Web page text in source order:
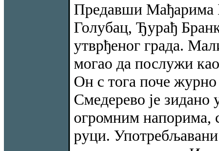
Предавши Мађарима
Голубац, Ђурађ
утврђеног града.
могао да послужи
Он с тога поче
Смедерево је зидано
огромним напорима,
руци.